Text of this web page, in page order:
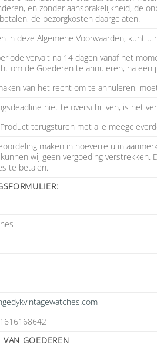
en zonder aansprakelijkheid, de
de bezorgkosten daargelaten.
in deze Algemene Voorwaarden, kunt
vervalt na 14 dagen vanaf het
om de Goederen te annuleren, na een
van het recht om te annuleren,
niet te overschrijven, is het
terugsturen met alle
maken in hoeverre u in
wij geen vergoeding
te betalen.
VAN GOEDEREN